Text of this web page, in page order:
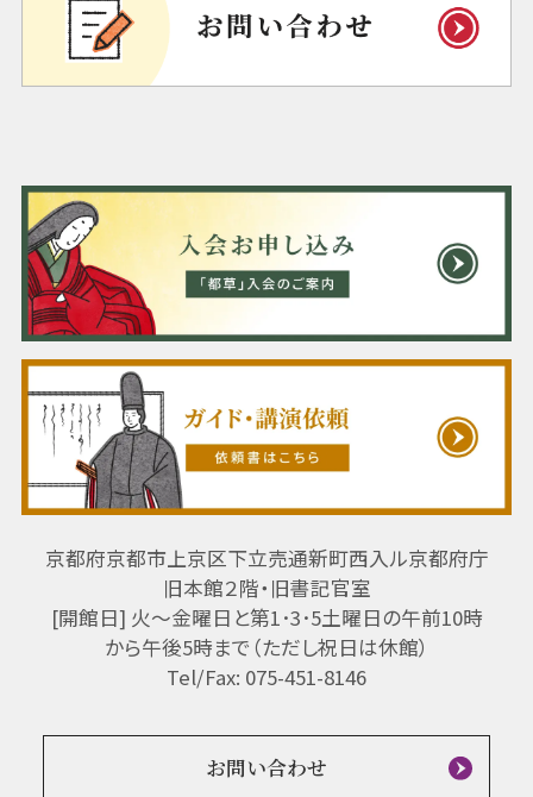
京都府京都市上京区下立売通新町西入ル京都府庁
旧本館２階・旧書記官室
[開館日] 火～金曜日と第1･3･5土曜日の午前10時
から午後5時まで（ただし祝日は休館）
Tel/Fax: 075-451-8146
お問い合わせ